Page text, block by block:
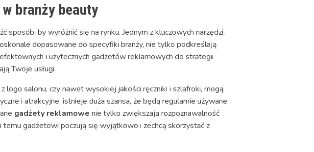
branży beauty
by wyróżnić się na rynku. Jednym z kluczowych narzędzi,
dopasowane do specyfiki branży, nie tylko podkreślają
i użytecznych gadżetów reklamowych do strategii
Twoje usługi.
salonu, czy nawet wysokiej jakości ręczniki i szlafroki, mogą
i atrakcyjne, istnieje duża szansa, że będą regularnie używane
gadżety reklamowe nie tylko zwiększają rozpoznawalność
gadżetowi poczują się wyjątkowo i zechcą skorzystać z